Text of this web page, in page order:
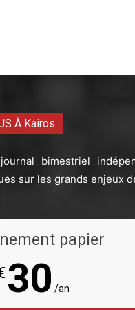
À Kairos
bimestriel
sur les grands enjeux
papier
30 /an